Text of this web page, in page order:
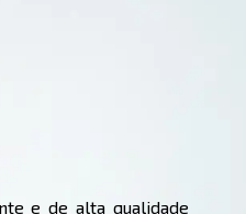
e de alta qualidade